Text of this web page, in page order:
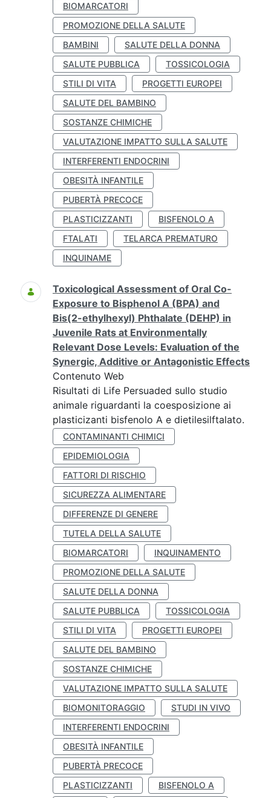
BIOMARCATORI
PROMOZIONE DELLA SALUTE
BAMBINI
SALUTE DELLA DONNA
SALUTE PUBBLICA
TOSSICOLOGIA
STILI DI VITA
PROGETTI EUROPEI
SALUTE DEL BAMBINO
SOSTANZE CHIMICHE
VALUTAZIONE IMPATTO SULLA SALUTE
INTERFERENTI ENDOCRINI
OBESITÀ INFANTILE
PUBERTÀ PRECOCE
PLASTICIZZANTI
BISFENOLO A
FTALATI
TELARCA PREMATURO
INQUINAME
Toxicological Assessment of Oral Co-
Exposure to Bisphenol A (BPA) and
Bis(2-ethylhexyl) Phthalate (DEHP) in
Juvenile Rats at Environmentally
Relevant Dose Levels: Evaluation of the
Synergic, Additive or Antagonistic Effects
Contenuto Web
Risultati di Life Persuaded sullo studio
animale riguardanti la coesposizione ai
plasticizanti bisfenolo A e dietilesilftalato.
CONTAMINANTI CHIMICI
EPIDEMIOLOGIA
FATTORI DI RISCHIO
SICUREZZA ALIMENTARE
DIFFERENZE DI GENERE
TUTELA DELLA SALUTE
BIOMARCATORI
INQUINAMENTO
PROMOZIONE DELLA SALUTE
SALUTE DELLA DONNA
SALUTE PUBBLICA
TOSSICOLOGIA
STILI DI VITA
PROGETTI EUROPEI
SALUTE DEL BAMBINO
SOSTANZE CHIMICHE
VALUTAZIONE IMPATTO SULLA SALUTE
BIOMONITORAGGIO
STUDI IN VIVO
INTERFERENTI ENDOCRINI
OBESITÀ INFANTILE
PUBERTÀ PRECOCE
PLASTICIZZANTI
BISFENOLO A